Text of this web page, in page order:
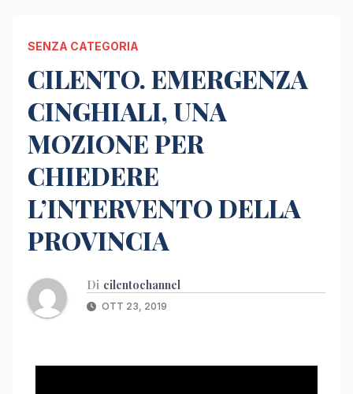
SENZA CATEGORIA
CILENTO. EMERGENZA
CINGHIALI, UNA
MOZIONE PER
CHIEDERE
L’INTERVENTO DELLA
PROVINCIA
Di cilentochannel
OTT 23, 2019